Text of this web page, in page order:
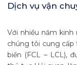
Dịch vụ vận
Với nhiều năm
chúng tôi cung cấp
biển (FCL – LCL),